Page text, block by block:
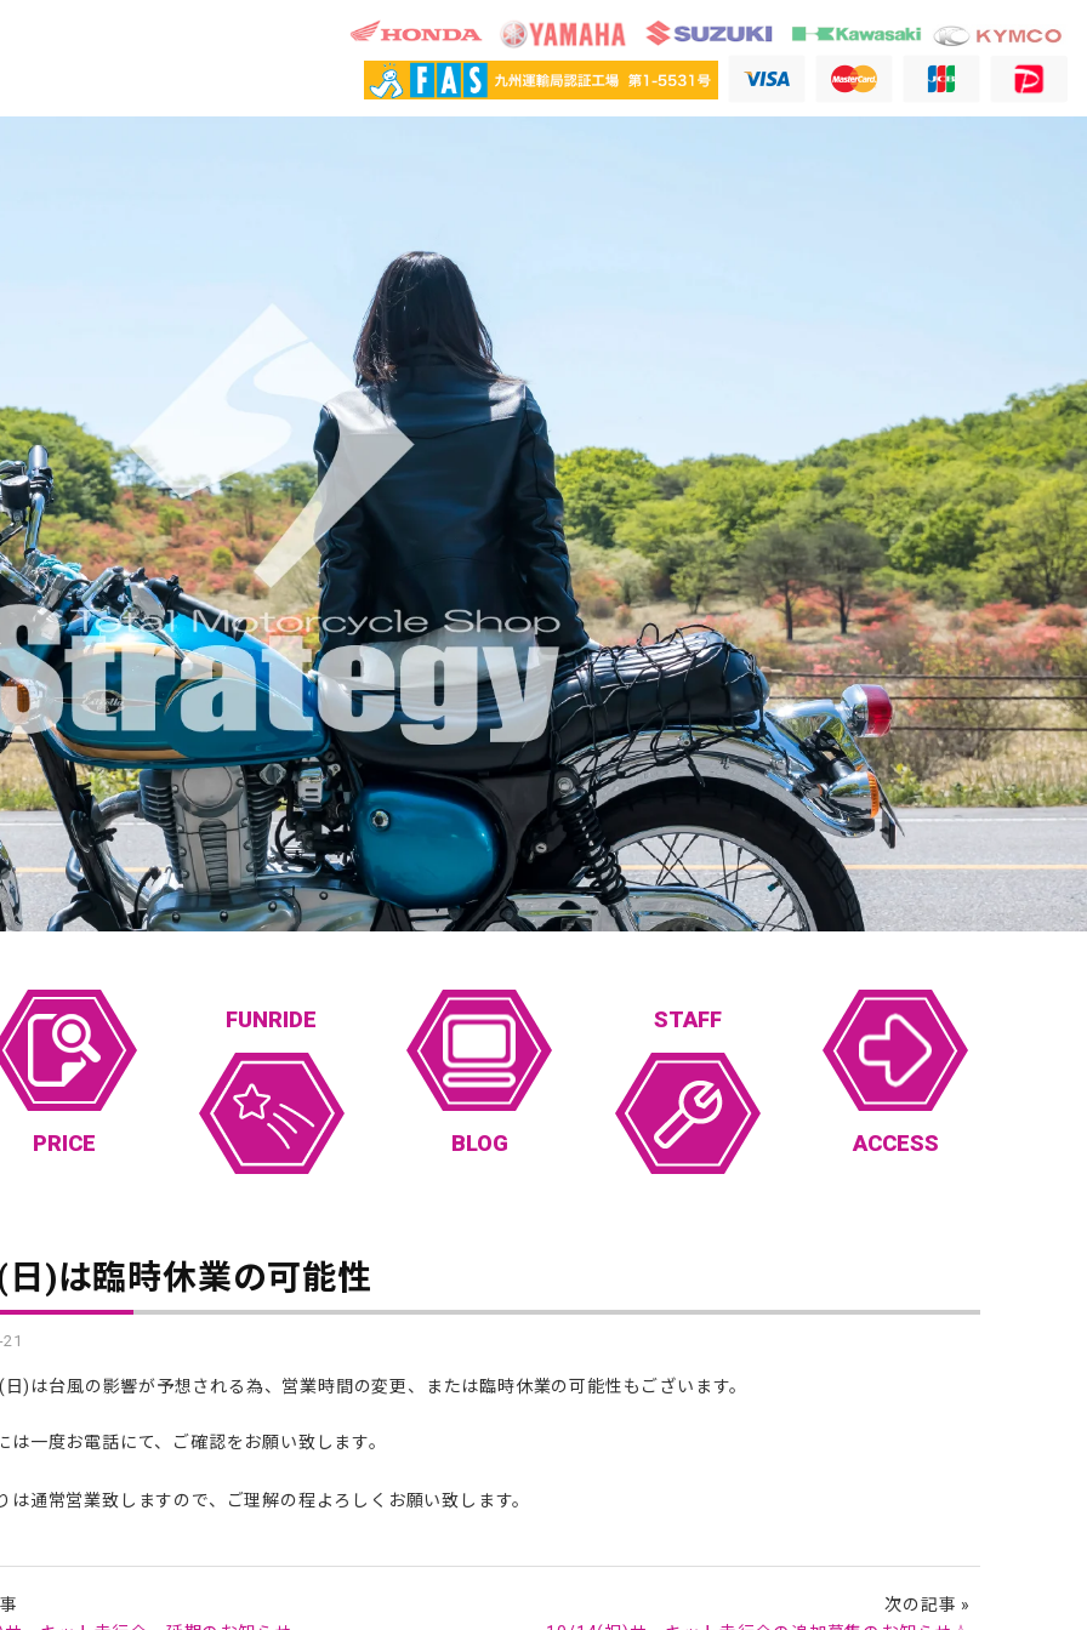
PRICE
FUNRIDE
BLOG
STAFF
ACCESS
)は臨時休業の可能性
)は台風の影響が予想される為、営業時間の変更、または臨時休業の可能性もございます。
は一度お電話にて、ご確認をお願い致します。
は通常営業致しますので、ご理解の程よろしくお願い致します。
次の記事 »